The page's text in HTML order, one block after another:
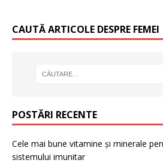
CAUTĂ ARTICOLE DESPRE FEMEI
POSTĂRI RECENTE
Cele mai bune vitamine și minerale
sistemului imunitar